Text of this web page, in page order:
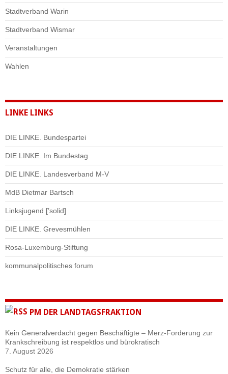
Stadtverband Warin
Stadtverband Wismar
Veranstaltungen
Wahlen
LINKE LINKS
DIE LINKE. Bundespartei
DIE LINKE. Im Bundestag
DIE LINKE. Landesverband M-V
MdB Dietmar Bartsch
Linksjugend [’solid]
DIE LINKE. Grevesmühlen
Rosa-Luxemburg-Stiftung
kommunalpolitisches forum
PM DER LANDTAGSFRAKTION
Kein Generalverdacht gegen Beschäftigte – Merz-Forderung zur
Krankschreibung ist respektlos und bürokratisch
7. August 2026
Schutz für alle, die Demokratie stärken